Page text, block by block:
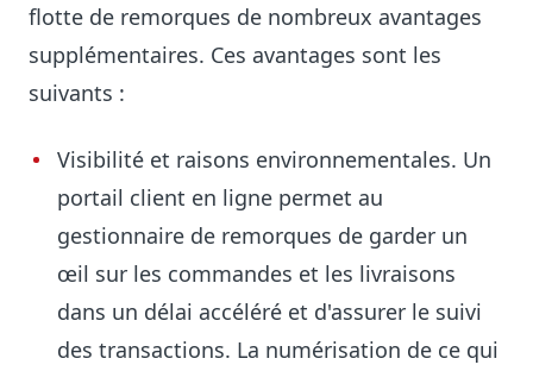
flotte de remorques de nombreux avantages
supplémentaires. Ces avantages sont les
suivants :
Visibilité et raisons environnementales. Un
portail client en ligne permet au
gestionnaire de remorques de garder un
œil sur les commandes et les livraisons
dans un délai accéléré et d'assurer le suivi
des transactions. La numérisation de ce qui